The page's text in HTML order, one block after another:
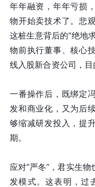
年年融资，年年亏损
物开始卖技术了。悲
这桩生意背后的“绝地
物前执行董事、核心
线入股新合资公司，目
一番操作后，既绑定
发和商业化，又为后
够缩减研发投入，提
期。
应对“严冬”，君实生
发模式。这表明，过